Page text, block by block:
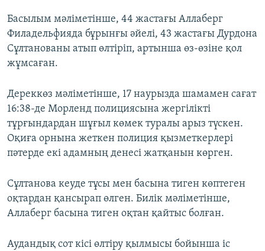
Басылым мәліметінше, 44 жастағы Аллаберг
Филадельфияда бұрынғы әйелі, 43 жастағы Дурдона
Сұлтанованы атып өлтіріп, артынша өз-өзіне қол
жұмсаған.
Дереккөз мәліметінше, 17 наурызда шамамен сағат
16:38-де Морленд полициясына жергілікті
тұрғындардан шұғыл көмек туралы арыз түскен.
Оқиға орнына жеткен полиция қызметкерлері
пәтерде екі адамның денесі жатқанын көрген.
Сұлтанова кеуде тұсы мен басына тиген көптеген
оқтардан қансырап өлген. Билік мәліметінше,
Аллаберг басына тиген оқтан қайтыс болған.
Аудандық сот кісі өлтіру қылмысы бойынша іс